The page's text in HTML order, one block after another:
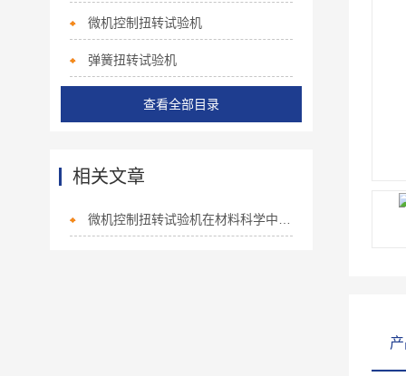
微机控制扭转试验机
弹簧扭转试验机
查看全部目录
相关文章